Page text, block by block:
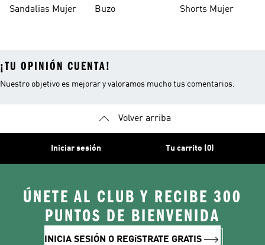
Sandalias Mujer Buzo
Shorts Mujer
¡TU OPINIÓN CUENTA!
Nuestro objetivo es mejorar y valoramos mucho tus comentarios.
Volver arriba
Iniciar sesión Tu carrito (0)
ÚNETE AL CLUB Y RECIBE 300
PUNTOS DE BIENVENIDA
INICIA SESIÓN O REGíSTRATE GRATIS